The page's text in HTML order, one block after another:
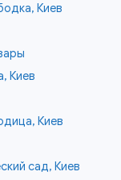
Киев
Киев
Киев
сад, Киев